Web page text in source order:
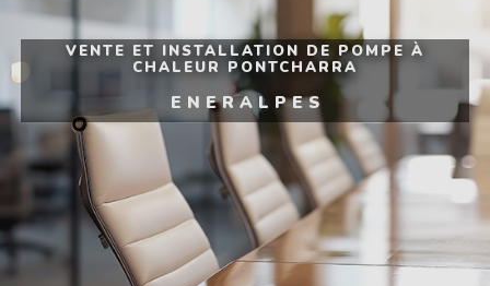
VENTE ET INSTALLATION DE POMPE À
CHALEUR PONTCHARRA
ENERALPES